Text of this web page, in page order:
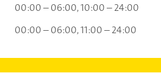
00:00 – 06:00 10:00 – 24:00
00:00 – 06:00 11:00 – 24:00